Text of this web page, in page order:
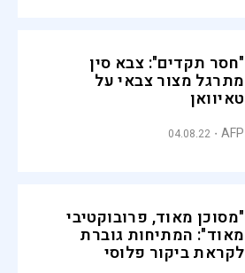
"חסר תקדים": צבא סין
מתרגל מצור צבאי על
טאיוואן
AFP
04.08.22
"מסוכן מאוד, פרובוקטיבי
מאוד": המתיחות גוברת
לקראת ביקור פלוסי